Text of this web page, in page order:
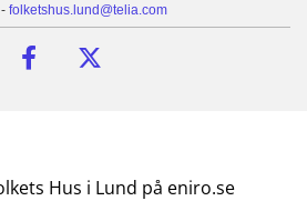
- folketshus.lund@telia.com
Hus i Lund på eniro.se